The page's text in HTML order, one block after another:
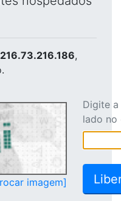
216.73.216.186,
imagem]
Digite
lado no